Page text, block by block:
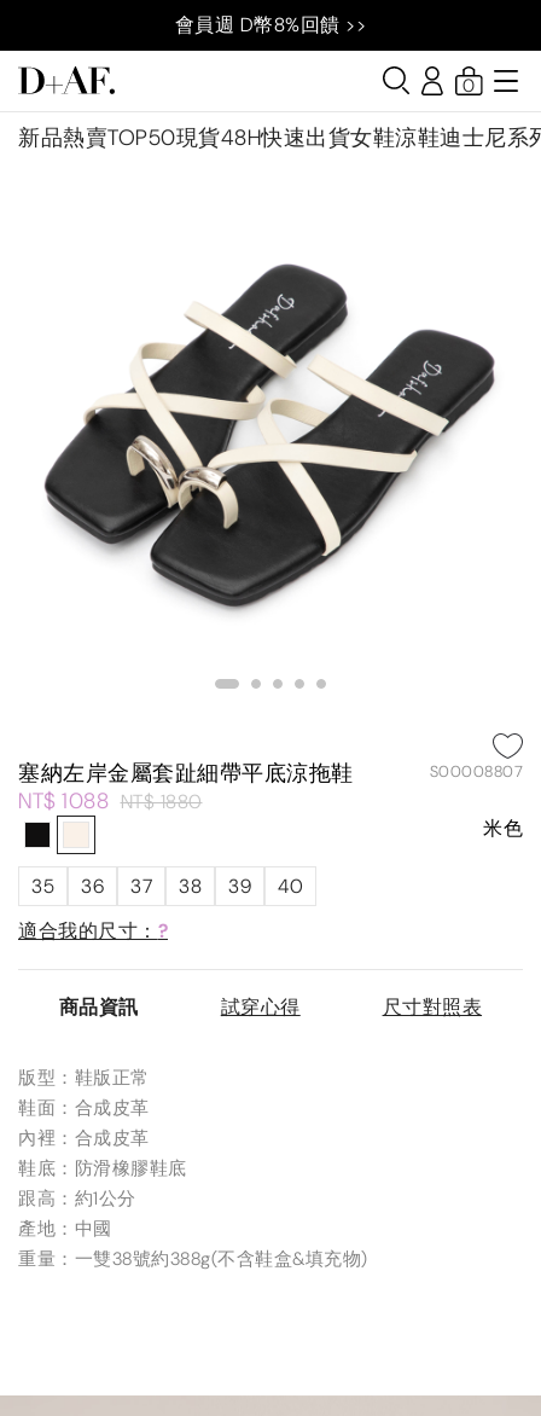
會員週 D幣8%回饋 >>
新品熱賣TOP50現貨48H快速出貨女鞋涼鞋迪士尼系
0
塞納左岸金屬套趾細帶平底涼拖鞋 S00008807
NT$ 1088 NT$ 1880
米色
35 36 37 38 39
40
適合我的尺寸： ?
商品資訊 試穿心得 尺寸對照表
版型：鞋版正常
鞋面：合成皮革
內裡：合成皮革
鞋底：防滑橡膠鞋底
跟高：約1公分
產地：中國
重量：一雙38號約388g(不含鞋盒&填充物)